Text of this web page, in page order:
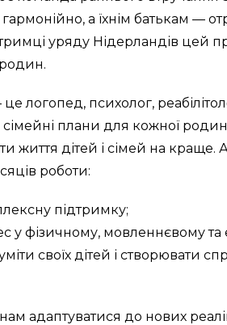
а їхнім батькам —
уряду Нідерландів цей
родин.
логопед, психолог,
плани для кожної
життя дітей і сімей на
роботи:
підтримку;
у фізичному, мовленнєвому
своїх дітей і створювати
адаптуватися до нових